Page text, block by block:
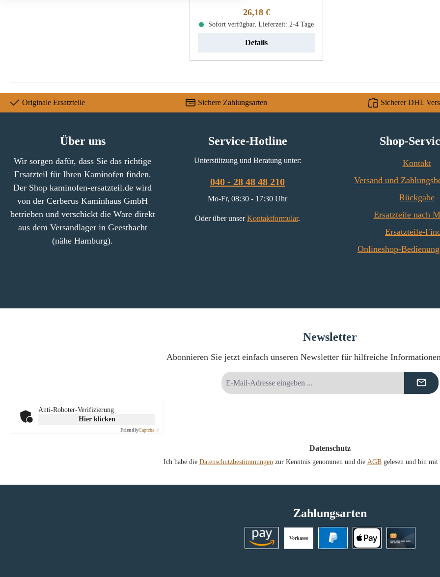
Regulärer Preis:
26,18 €
Sofort verfügbar, Lieferzeit: 2-4 Tage
Details
Originale Ersatzteile Sichere Zahlungsarten Sicherer DHL
Über uns
Wir sorgen dafür, dass Sie das richtige
Ersatzteil für Ihren Kaminofen finden.
Der Shop kaminofen-ersatzteil.de wird
von der Cerberus Kaminhaus GmbH
betrieben und verschickt die Ware direkt
aus dem Versandlager in Geesthacht
(nähe Hamburg).
Service-Hotline
Unterstützung und Beratung unter:
040 - 28 48 48 210
Mo-Fr, 08:30 - 17:30 Uhr
Oder über unserKontaktformular.
Shop-
Kontakt
Versand und
Rückgabe
Ersatzteile nach
Ersatzteile-
Onlineshop-
Newsletter
Abonnieren Sie jetzt einfach unseren Newsletter für hilfreiche
E-
Mail-
Anti-Roboter-Verifizierung
Hier klicken
FriendlyCaptcha ⇗
Datenschutz
Ich habe die Datenschutzbestimmungenzur Kenntnis genommen und die AGBgelesen und bin mit
Zahlungsarten
Vorkasse